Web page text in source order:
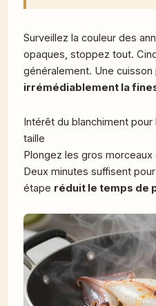
Surveillez la couleur des
opaques, stoppez tout.
généralement. Une cuisson
irrémédiablement la
Intérêt du blanchiment
taille
Plongez les gros morceaux
Deux minutes suffisent
étape réduit le temps de